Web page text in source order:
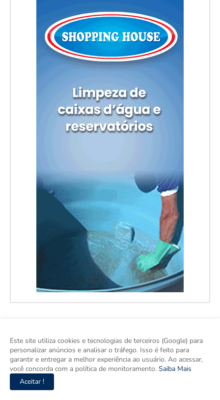
Este site utiliza cookies e tecnologias de terceiros (Google) para
personalizar anúncios e analisar o tráfego. Isso é feito para
garantir e entregar a melhor experiência ao usuário. Ao acessar,
você concorda com a política de monitoramento. Saiba Mais
Aceitar !